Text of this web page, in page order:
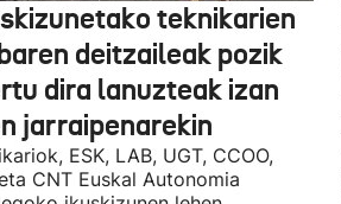
teknikarien
deitzaileak pozik
dira lanuzteak izan
jarraipenarekin
ESK, LAB, UGT, CCOO,
CNT Euskal Autonomia